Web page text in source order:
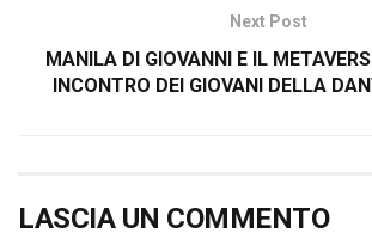
Next Post
MANILA DI GIOVANNI E IL
INCONTRO DEI GIOVANI DELLA
LASCIA UN COMMENTO